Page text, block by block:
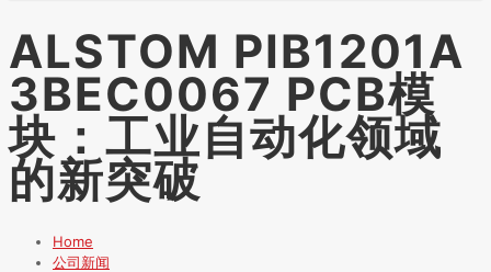
ALSTOM PIB1201A
3BEC0067 PCB模
块：工业自动化领域
的新突破
Home
公司新闻